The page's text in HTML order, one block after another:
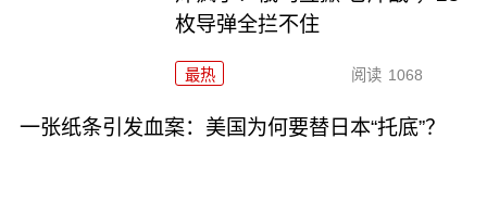
枚导弹全拦不住
最热 阅读 1068
一张纸条引发血案：美国为何要替日本“托底”？